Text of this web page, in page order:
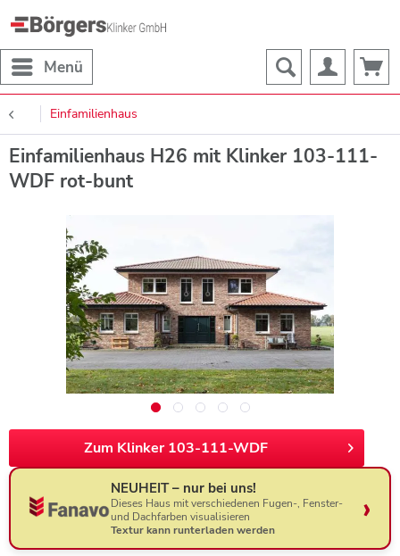
Menü
Einfamilienhaus
Einfamilienhaus H26 mit Klinker 103-111-
WDF rot-bunt
Zum Klinker 103-111-WDF
NEUHEIT – nur bei uns!
Dieses Haus mit verschiedenen Fugen-, Fenster-
und Dachfarben visualisieren
Textur kann runterladen werden